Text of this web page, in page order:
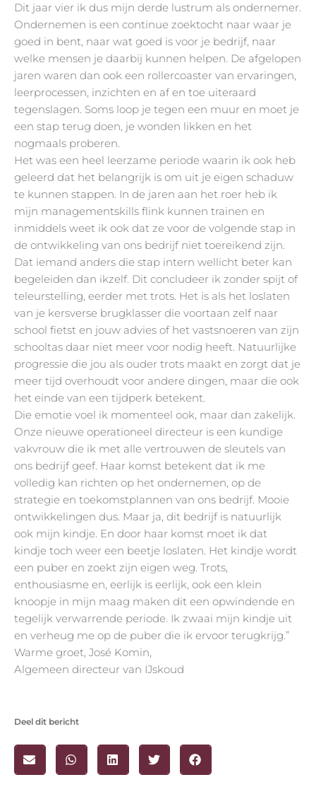
Dit jaar vier ik dus mijn derde lustrum als ondernemer.
Ondernemen is een continue zoektocht naar waar je
goed in bent, naar wat goed is voor je bedrijf, naar
welke mensen je daarbij kunnen helpen. De afgelopen
jaren waren dan ook een rollercoaster van ervaringen,
leerprocessen, inzichten en af en toe uiteraard
tegenslagen. Soms loop je tegen een muur en moet je
een stap terug doen, je wonden likken en het
nogmaals proberen.
Het was een heel leerzame periode waarin ik ook heb
geleerd dat het belangrijk is om uit je eigen schaduw
te kunnen stappen. In de jaren aan het roer heb ik
mijn managementskills flink kunnen trainen en
inmiddels weet ik ook dat ze voor de volgende stap in
de ontwikkeling van ons bedrijf niet toereikend zijn.
Dat iemand anders die stap intern wellicht beter kan
begeleiden dan ikzelf. Dit concludeer ik zonder spijt of
teleurstelling, eerder met trots. Het is als het loslaten
van je kersverse brugklasser die voortaan zelf naar
school fietst en jouw advies of het vastsnoeren van zijn
schooltas daar niet meer voor nodig heeft. Natuurlijke
progressie die jou als ouder trots maakt en zorgt dat je
meer tijd overhoudt voor andere dingen, maar die ook
het einde van een tijdperk betekent.
Die emotie voel ik momenteel ook, maar dan zakelijk.
Onze nieuwe operationeel directeur is een kundige
vakvrouw die ik met alle vertrouwen de sleutels van
ons bedrijf geef. Haar komst betekent dat ik me
volledig kan richten op het ondernemen, op de
strategie en toekomstplannen van ons bedrijf. Mooie
ontwikkelingen dus. Maar ja, dit bedrijf is natuurlijk
ook mijn kindje. En door haar komst moet ik dat
kindje toch weer een beetje loslaten. Het kindje wordt
een puber en zoekt zijn eigen weg. Trots,
enthousiasme en, eerlijk is eerlijk, ook een klein
knoopje in mijn maag maken dit een opwindende en
tegelijk verwarrende periode. Ik zwaai mijn kindje uit
en verheug me op de puber die ik ervoor terugkrijg.”
Warme groet, José Komin,
Algemeen directeur van IJskoud
Deel dit bericht